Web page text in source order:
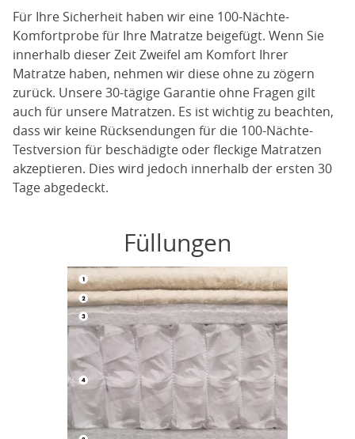
Für Ihre Sicherheit haben wir eine 100-Nächte-
Komfortprobe für Ihre Matratze beigefügt. Wenn Sie
innerhalb dieser Zeit Zweifel am Komfort Ihrer
Matratze haben, nehmen wir diese ohne zu zögern
zurück. Unsere 30-tägige Garantie ohne Fragen gilt
auch für unsere Matratzen. Es ist wichtig zu beachten,
dass wir keine Rücksendungen für die 100-Nächte-
Testversion für beschädigte oder fleckige Matratzen
akzeptieren. Dies wird jedoch innerhalb der ersten 30
Tage abgedeckt.
Füllungen